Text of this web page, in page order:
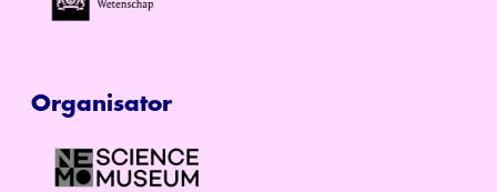
Organisator